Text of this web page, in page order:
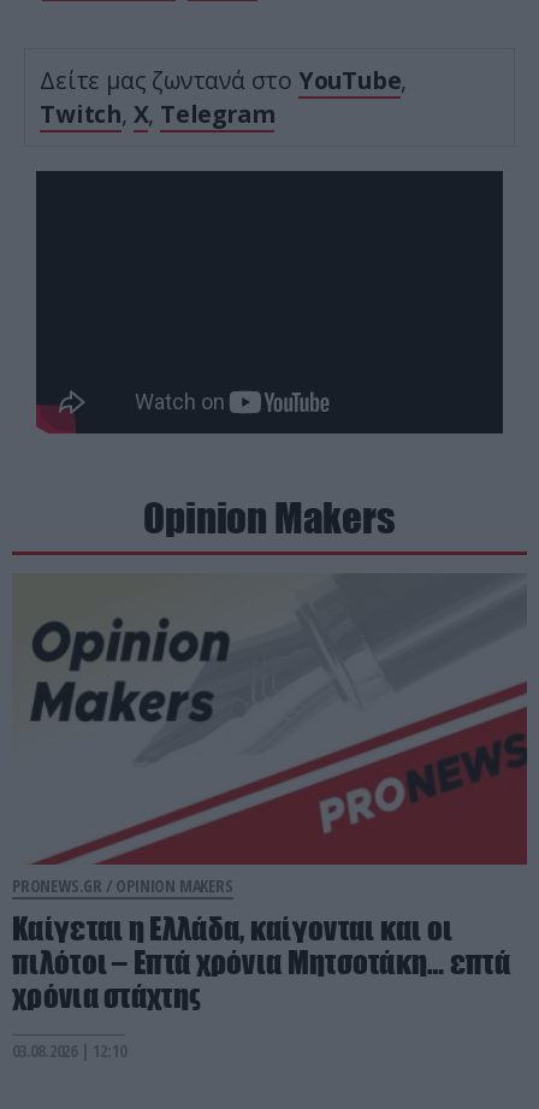
Δείτε μας ζωντανά στο YouTube,
Twitch, X, Telegram
Opinion Makers
PRONEWS.GR / OPINION MAKERS
Καίγεται η Ελλάδα, καίγονται και οι
πιλότοι – Επτά χρόνια Μητσοτάκη… επτά
χρόνια στάχτης
03.08.2026 | 12:10